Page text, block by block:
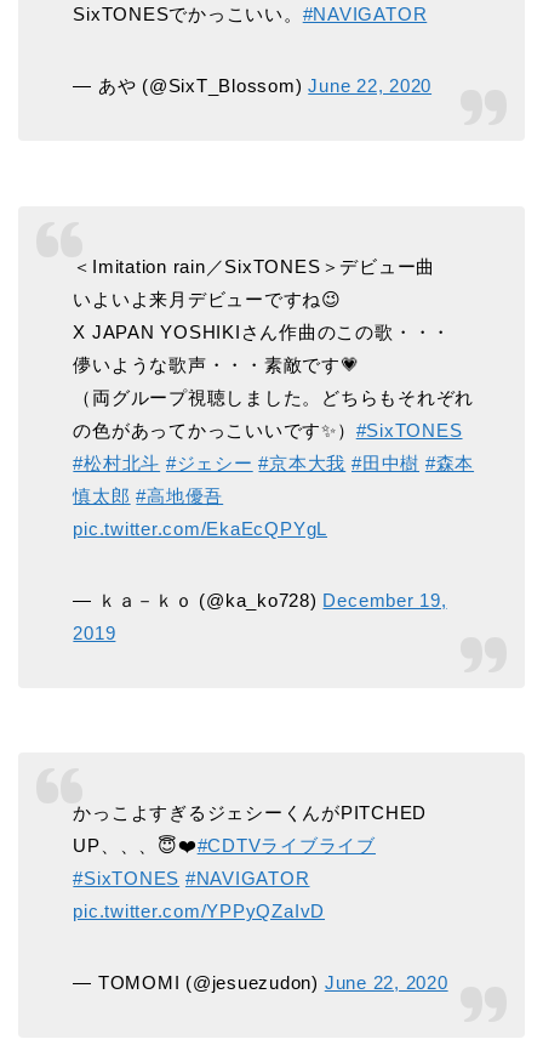
SixTONESでかっこいい。 #NAVIGATOR
— あや (@SixT_Blossom)June 22, 2020
＜Imitation rain／SixTONES＞デビュー曲
いよいよ来月デビューですね😉
X JAPAN YOSHIKIさん作曲のこの歌・・・
儚いような歌声・・・素敵です💗
（両グループ視聴しました。どちらもそれぞれ
の色があってかっこいいです✨） #SixTONES
#松村北斗 #ジェシー #京本大我 #田中樹 #森本
慎太郎 #高地優吾
pic.twitter.com/EkaEcQPYgL
— ｋａ－ｋｏ (@ka_ko728) December 19,
2019
かっこよすぎるジェシーくんがPITCHED
UP、、、😇❤️#CDTVライブライブ
#SixTONES #NAVIGATOR
pic.twitter.com/YPPyQZaIvD
— TOMOMI (@jesuezudon) June 22, 2020